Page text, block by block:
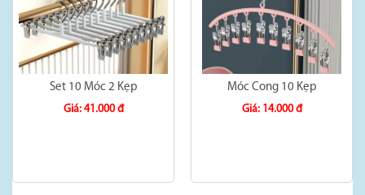
Set 10 Móc 2 Kẹp
Giá: 41.000 đ
Móc Cong 10 Kẹp
Giá: 14.000 đ